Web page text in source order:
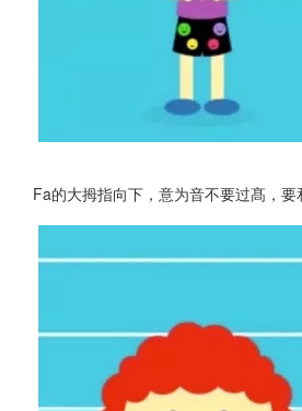
Fa的大拇指向下，意为音不要过髙，要